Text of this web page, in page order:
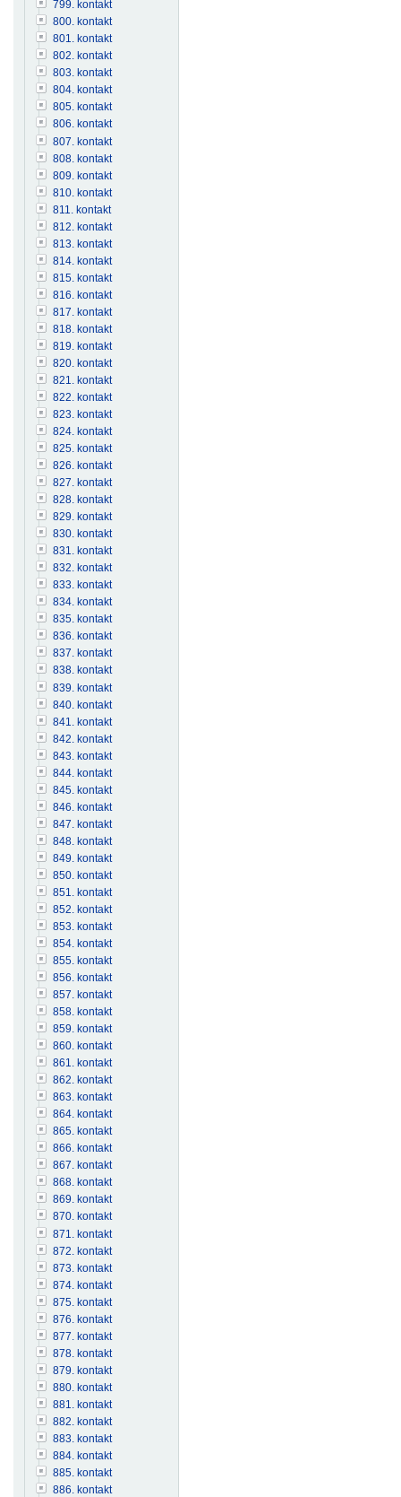
799. kontakt
800. kontakt
801. kontakt
802. kontakt
803. kontakt
804. kontakt
805. kontakt
806. kontakt
807. kontakt
808. kontakt
809. kontakt
810. kontakt
811. kontakt
812. kontakt
813. kontakt
814. kontakt
815. kontakt
816. kontakt
817. kontakt
818. kontakt
819. kontakt
820. kontakt
821. kontakt
822. kontakt
823. kontakt
824. kontakt
825. kontakt
826. kontakt
827. kontakt
828. kontakt
829. kontakt
830. kontakt
831. kontakt
832. kontakt
833. kontakt
834. kontakt
835. kontakt
836. kontakt
837. kontakt
838. kontakt
839. kontakt
840. kontakt
841. kontakt
842. kontakt
843. kontakt
844. kontakt
845. kontakt
846. kontakt
847. kontakt
848. kontakt
849. kontakt
850. kontakt
851. kontakt
852. kontakt
853. kontakt
854. kontakt
855. kontakt
856. kontakt
857. kontakt
858. kontakt
859. kontakt
860. kontakt
861. kontakt
862. kontakt
863. kontakt
864. kontakt
865. kontakt
866. kontakt
867. kontakt
868. kontakt
869. kontakt
870. kontakt
871. kontakt
872. kontakt
873. kontakt
874. kontakt
875. kontakt
876. kontakt
877. kontakt
878. kontakt
879. kontakt
880. kontakt
881. kontakt
882. kontakt
883. kontakt
884. kontakt
885. kontakt
886. kontakt